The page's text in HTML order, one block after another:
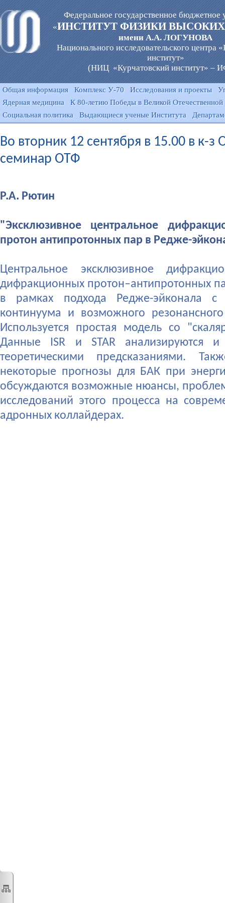
Федеральное государственное бюджетное
«ИНСТИТУТ ФИЗИКИ
имени А.А. ЛОГУНОВА
Национального исследовательского центра
институт»
(НИЦ «Курчатовский институт» –
Общая информация Комплекс У-70 Исследования и проекты
Ядерная медицина
К 80-летию Победы в Великой Отечественной
Социальная политика
Выдающиеся ученые Института
Во вторник 12 сентября в 15.00 в к-з
семинар ОТФ
Р.А. Рютин
"Эксклюзивное центральное
протон антипротонных пар в Редже-
Центральное эксклюзивное
дифракционных протон–антипротонных
в рамках подхода Редже-эйконала с
континуума и возможного
Используется простая модель со
Данные ISR и STAR анализируются и
теоретическими предсказаниями.
некоторые прогнозы для БАК при
обсуждаются возможные нюансы,
исследований этого процесса на
адронных коллайдерах.